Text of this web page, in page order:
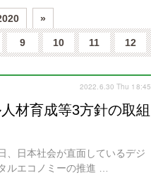
»
9 10 11 12
2022.6.30 Thu 18:45
材育成等3方針の取組
日本社会が直面しているデジ
ルエコノミーの推進 …